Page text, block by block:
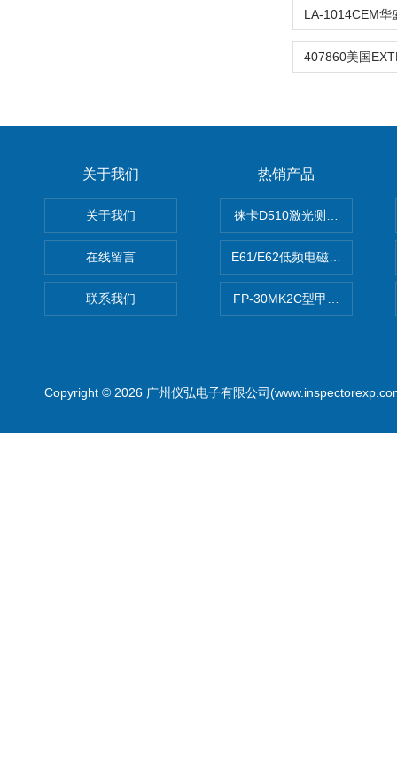
关于我们
关于我们
在线留言
联系我们
热销产品
徕卡D510激光测距仪
E61/E62低频电磁场强度分析
FP-30MK2C型甲醛检测仪
Copyright © 2026 广州仪弘电子有限公司